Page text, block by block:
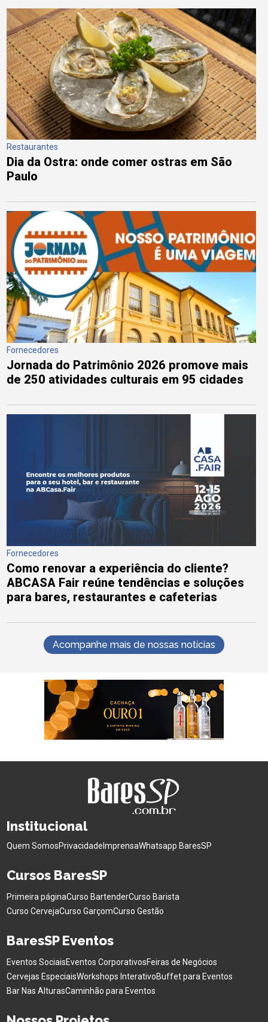
Restaurantes
Dia da Ostra: onde comer ostras em São
Paulo
Fornecedores
Jornada do Patrimônio 2026 promove mais
de 250 atividades culturais em 95 cidades
Fornecedores
Como renovar a experiência do cliente?
ABCASA Fair reúne tendências e soluções
para bares, restaurantes e cafeterias
Acompanhe mais de nossas notícias
Institucional
Quem SomosPrivacidade ImprensaWhatsapp BaresSP
Cursos BaresSP
Primeira páginaCurso BartenderCurso Barista
Curso CervejaCurso GarçomCurso Gestão
BaresSP Eventos
Eventos SociaisEventos CorporativosFeiras de Negócios
Cervejas EspeciaisWorkshops InterativoBuffet para Eventos
Bar Nas AlturasCaminhão para Eventos